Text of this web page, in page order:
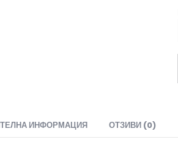
ИНФОРМАЦИЯ ОТЗИВИ (0)